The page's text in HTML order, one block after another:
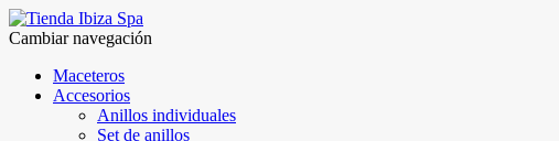
Cambiar navegación
Maceteros
Accesorios
Anillos individuales
Set de anillos